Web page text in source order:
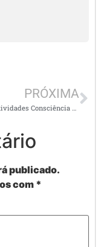
PRÓXIMA
4º ano – Atividades Consciência Negra
publicado.
com *